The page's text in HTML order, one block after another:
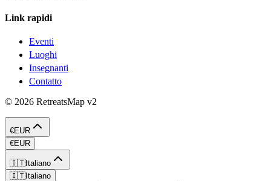
Link rapidi
Eventi
Luoghi
Insegnanti
Contatto
© 2026 RetreatsMap v2
€EUR
€EUR
🇮🇹Italiano
🇮🇹Italiano